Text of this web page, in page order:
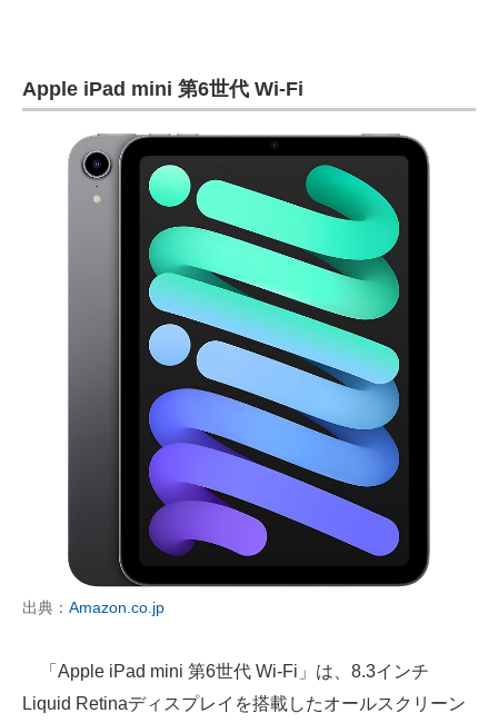
Apple iPad mini 第6世代 Wi-Fi
出典： Amazon.co.jp
「Apple iPad mini 第6世代 Wi-Fi」は、8.3インチ
Liquid Retinaディスプレイを搭載したオールスクリーン